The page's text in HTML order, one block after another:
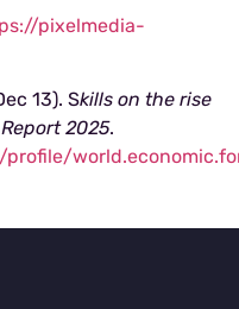
pixelmedia-
13). Skills on the rise
2025.